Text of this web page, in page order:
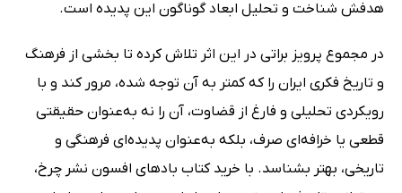
هدفش شناخت و تحلیل ابعاد گوناگون این پدیده است.
در مجموع پرویز براتی در این اثر تلاش کرده تا بخشی از فرهنگ
و تاریخ فکری ایران را که کمتر به آن توجه شده، مرور کند و با
رویکردی تحلیلی و فارغ از قضاوت‌، آن را نه به‌عنوان حقیقتی
قطعی یا خرافه‌ای صرف، بلکه به‌عنوان پدیده‌ای فرهنگی و
تاریخی، بهتر بشناسد. با خرید کتاب بادهای افسون نشر چرخ،